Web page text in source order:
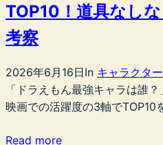
TOP10！道具なし
考察
2026年6月16日In キャラクタ
「ドラえもん最強キャラは誰
映画での活躍度の3軸でTOP10
Read more